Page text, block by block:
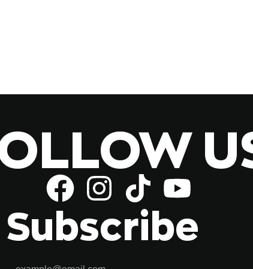
Subscribe